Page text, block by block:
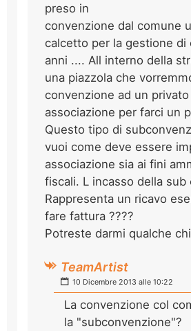
preso in
convenzione dal comune
calcetto per la gestione di
anni .... All interno della
una piazzola che
convenzione ad un privato
associazione per farci un
Questo tipo di
vuoi come deve essere
associazione sia ai fini
fiscali. L incasso della sub
Rappresenta un ricavo
fare fattura ????
Potreste darmi qualche
TeamArtist
10 Dicembre 2013 alle 10:22
La convenzione col
la "subconvenzione"?